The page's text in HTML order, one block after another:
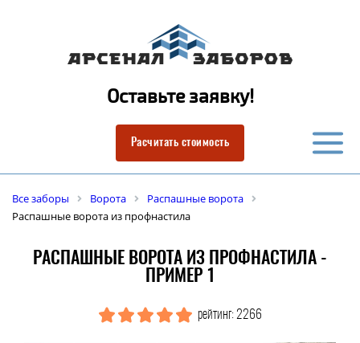
Оставьте заявку!
Расчитать стоимость
Все заборы Ворота
Распашные ворота
Распашные ворота из профнастила
РАСПАШНЫЕ ВОРОТА ИЗ ПРОФНАСТИЛА -
ПРИМЕР 1
рейтинг: 2266